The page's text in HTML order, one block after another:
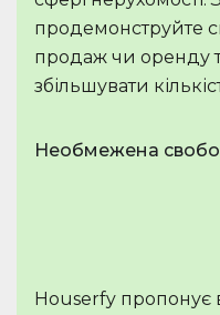
продемонструйте
продаж чи оренду
збільшувати
Необмежена
Houserfy пропонує